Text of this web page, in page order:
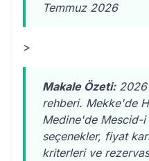
Temmuz 2026
>
Makale Özeti:2026
rehberi. Mekke'de
Medine'de Mescid-i
seçenekler, fiyat
kriterleri ve